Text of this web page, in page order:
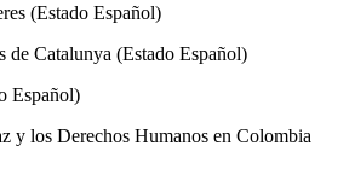
(Estado Español)
de Catalunya (Estado Español)
Español)
y los Derechos Humanos en Colombia